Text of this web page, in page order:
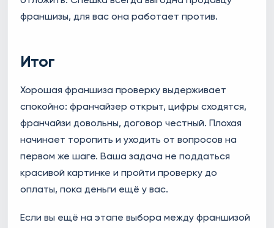
франшизы, для вас она работает против.
Итог
Хорошая франшиза проверку выдерживает
спокойно: франчайзер открыт, цифры сходятся,
франчайзи довольны, договор честный. Плохая
начинает торопить и уходить от вопросов на
первом же шаге. Ваша задача не поддаться
красивой картинке и пройти проверку до
оплаты, пока деньги ещё у вас.
Если вы ещё на этапе выбора между франшизой